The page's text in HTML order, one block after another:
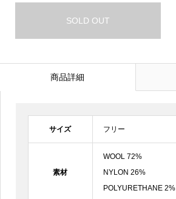
SOLD OUT
商品詳細
サイズ フリー
素材
WOOL 72%
NYLON 26%
POLYURETHANE 2%